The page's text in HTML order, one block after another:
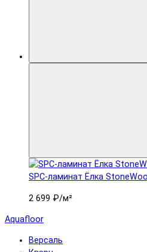
SPC-ламинат Ëлка
2 699 ₽/м²
Aquafloor
Версаль